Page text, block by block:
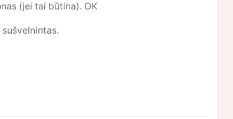
(jei tai būtina). OK